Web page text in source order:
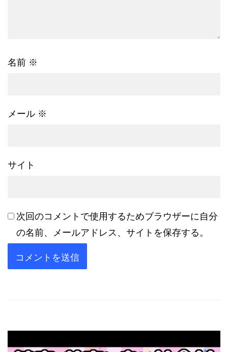
名前 ※
メール ※
サイト
次回のコメントで使用するためブラウザーに自分
の名前、メールアドレス、サイトを保存する。